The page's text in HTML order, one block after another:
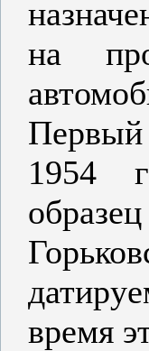
на
1954
время